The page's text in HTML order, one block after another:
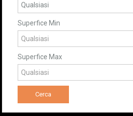
Superfice Min
Superfice Max